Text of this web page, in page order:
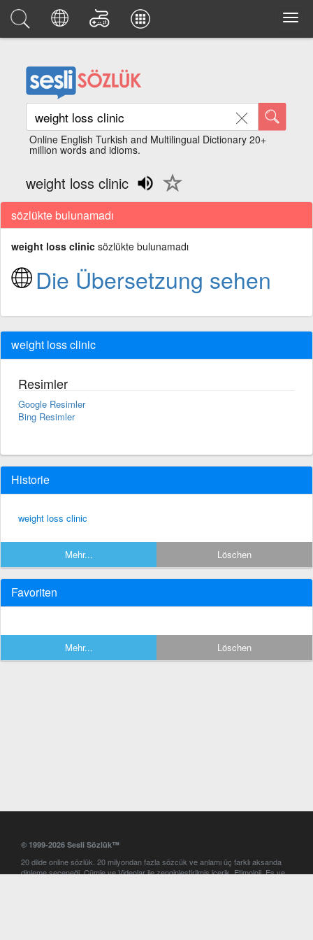
Online English Turkish and Multilingual Dictionary 20+
million words and idioms.
weight loss clinic
sözlükte bulunamadı
weight loss clinic sözlükte bulunamadı
Die Übersetzung sehen
weight loss clinic
Resimler
Google Resimler
Bing Resimler
Historie
weight loss clinic
Mehr... Löschen
Favoriten
Mehr... Löschen
© 1999-2026 Sesli Sözlük™
20 dilde online sözlük. 20 milyondan fazla sözcük ve anlamı üç farklı aksanda
dinleme seçeneği. Cümle ve Videolar ile zenginleştirilmiş içerik. Etimoloji, Eş ve